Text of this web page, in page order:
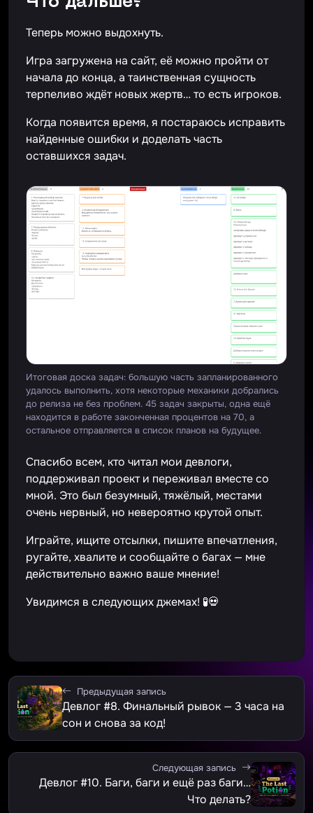
Теперь можно выдохнуть.
Игра загружена на сайт, её можно пройти от
начала до конца, а таинственная сущность
терпеливо ждёт новых жертв… то есть игроков.
Когда появится время, я постараюсь исправить
найденные ошибки и доделать часть
оставшихся задач.
Итоговая доска задач: большую часть запланированного
удалось выполнить, хотя некоторые механики добрались
до релиза не без проблем. 45 задач закрыты, одна ещё
находится в работе законченная процентов на 70, а
остальное отправляется в список планов на будущее.
Спасибо всем, кто читал мои девлоги,
поддерживал проект и переживал вместе со
мной. Это был безумный, тяжёлый, местами
очень нервный, но невероятно крутой опыт.
Играйте, ищите отсылки, пишите впечатления,
ругайте, хвалите и сообщайте о багах — мне
действительно важно ваше мнение!
Увидимся в следующих джемах! 🧪💀
Предыдущая запись
Девлог #8. Финальный рывок — 3 часа на
сон и снова за код!
Следующая запись
Девлог #10. Баги, баги и ещё раз баги…
Что делать?